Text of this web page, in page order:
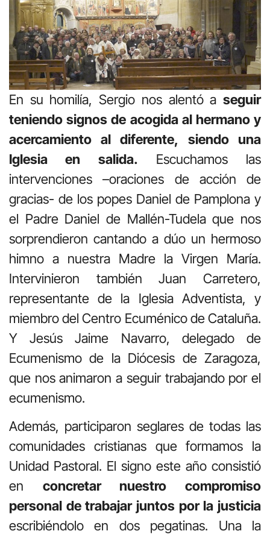
En su homilía, Sergio nos alentó a seguir
teniendo signos de acogida al hermano y
acercamiento al diferente,
siendo una
Iglesia en salida. Escuchamos las
intervenciones –oraciones de acción de
gracias- de los popes Daniel de Pamplona y
el Padre Daniel de Mallén-Tudela que nos
sorprendieron cantando a dúo un hermoso
himno a nuestra Madre la Virgen María.
Intervinieron también Juan Carretero,
representante de la Iglesia Adventista, y
miembro del Centro Ecuménico de Cataluña.
Y Jesús Jaime Navarro, delegado de
Ecumenismo de la Diócesis de Zaragoza,
que nos animaron a seguir trabajando por el
ecumenismo.
Además, participaron seglares de todas las
comunidades cristianas que formamos la
Unidad Pastoral. El signo este año consistió
en concretar nuestro compromiso
personal de trabajar juntos por la justicia
escribiéndolo en dos pegatinas. Una la